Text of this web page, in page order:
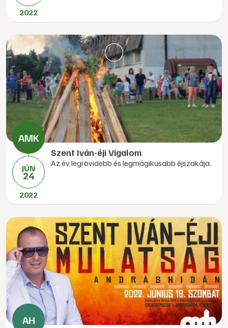
2022
JÚN
24
2022
Szent Iván-éji Vigalom
Az év legrövidebb és legmágikusabb éjszakája.